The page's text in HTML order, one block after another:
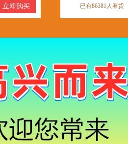
立即购买 已有86381人看货